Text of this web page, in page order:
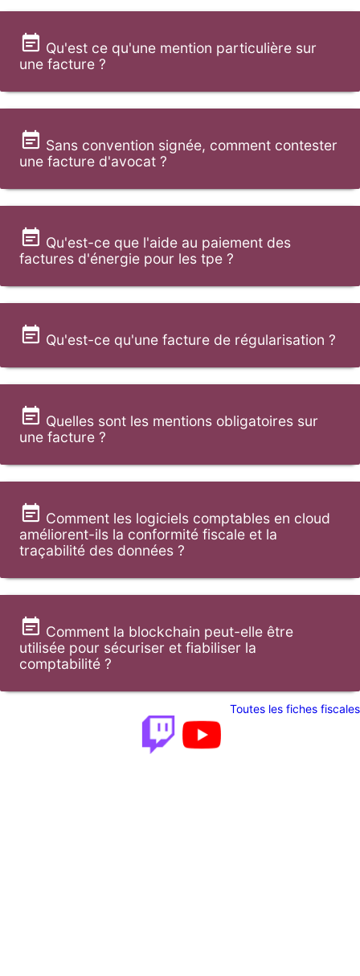
Qu'est ce qu'une mention particulière sur
une facture ?
Sans convention signée, comment contester
une facture d'avocat ?
Qu'est-ce que l'aide au paiement des
factures d'énergie pour les tpe ?
Qu'est-ce qu'une facture de régularisation ?
Quelles sont les mentions obligatoires sur
une facture ?
Comment les logiciels comptables en cloud
améliorent-ils la conformité fiscale et la
traçabilité des données ?
Comment la blockchain peut-elle être
utilisée pour sécuriser et fiabiliser la
comptabilité ?
Toutes les fiches fiscales